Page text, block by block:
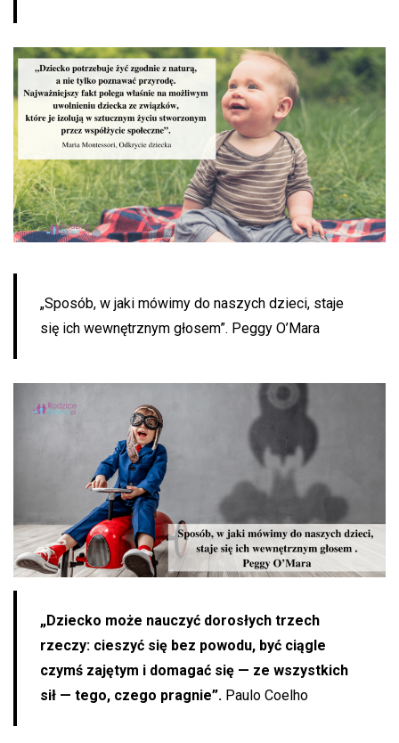
„Sposób, w jaki mówimy do naszych dzieci, staje
się ich wewnętrznym głosem”. Peggy O’Mara
„Dziecko może nauczyć dorosłych trzech
rzeczy: cieszyć się bez powodu, być ciągle
czymś zajętym i domagać się — ze wszystkich
sił — tego, czego pragnie”. Paulo Coelho